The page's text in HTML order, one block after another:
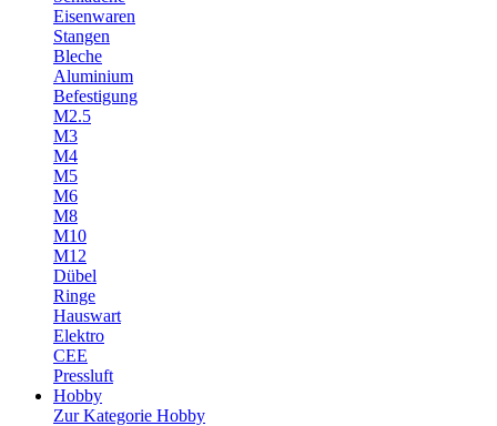
Eisenwaren
Stangen
Bleche
Aluminium
Befestigung
M2.5
M3
M4
M5
M6
M8
M10
M12
Dübel
Ringe
Hauswart
Elektro
CEE
Pressluft
Hobby
Zur Kategorie Hobby